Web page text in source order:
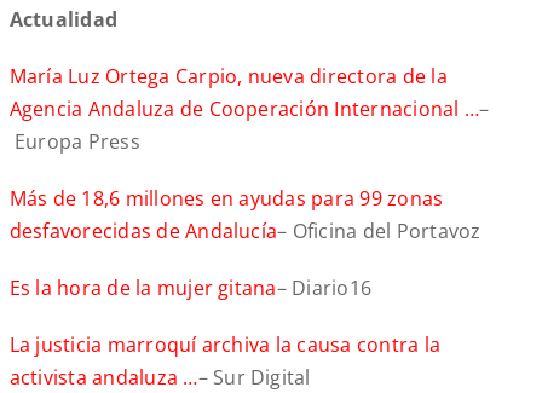
Actualidad
María Luz Ortega Carpio, nueva directora de la
Agencia Andaluza de Cooperación Internacional …–
Europa Press
Más de 18,6 millones en ayudas para 99 zonas
desfavorecidas de Andalucía– Oficina del Portavoz
Es la hora de la mujer gitana– Diario16
La justicia marroquí archiva la causa contra la
activista andaluza …– Sur Digital